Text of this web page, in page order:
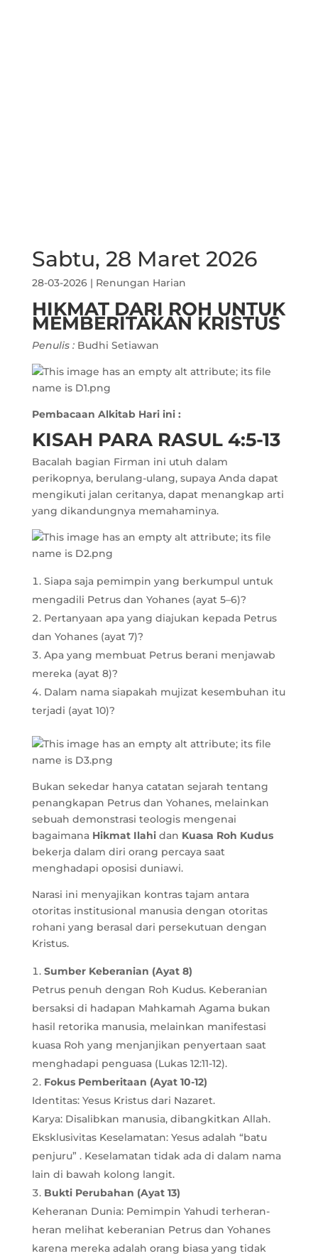
Sabtu, 28 Maret 2026
28-03-2026| Renungan Harian
HIKMAT DARI ROH UNTUK
MEMBERITAKAN KRISTUS
Penulis : Budhi Setiawan
Pembacaan Alkitab Hari ini :
KISAH PARA RASUL 4:5-13
Bacalah bagian Firman ini utuh dalam
perikopnya, berulang-ulang, supaya Anda dapat
mengikuti jalan ceritanya, dapat menangkap arti
yang dikandungnya memahaminya.
Siapa saja pemimpin yang berkumpul untuk
mengadili Petrus dan Yohanes (ayat 5–6)?
Pertanyaan apa yang diajukan kepada Petrus
dan Yohanes (ayat 7)?
Apa yang membuat Petrus berani menjawab
mereka (ayat 8)?
Dalam nama siapakah mujizat kesembuhan itu
terjadi (ayat 10)?
Bukan sekedar hanya catatan sejarah tentang
penangkapan Petrus dan Yohanes, melainkan
sebuah demonstrasi teologis mengenai
bagaimana Hikmat Ilahidan Kuasa Roh Kudus
bekerja dalam diri orang percaya saat
menghadapi oposisi duniawi.
Narasi ini menyajikan kontras tajam antara
otoritas institusional manusia dengan otoritas
rohani yang berasal dari persekutuan dengan
Kristus.
Sumber Keberanian (Ayat 8)
Petrus penuh dengan Roh Kudus. Keberanian
bersaksi di hadapan Mahkamah Agama bukan
hasil retorika manusia, melainkan manifestasi
kuasa Roh yang menjanjikan penyertaan saat
menghadapi penguasa (Lukas 12:11-12).
Fokus Pemberitaan (Ayat 10-12)
Identitas: Yesus Kristus dari Nazaret.
Karya: Disalibkan manusia, dibangkitkan Allah.
Eksklusivitas Keselamatan: Yesus adalah “batu
penjuru” . Keselamatan tidak ada di dalam nama
lain di bawah kolong langit.
Bukti Perubahan (Ayat 13)
Keheranan Dunia: Pemimpin Yahudi terheran-
heran melihat keberanian Petrus dan Yohanes
karena mereka adalah orang biasa yang tidak